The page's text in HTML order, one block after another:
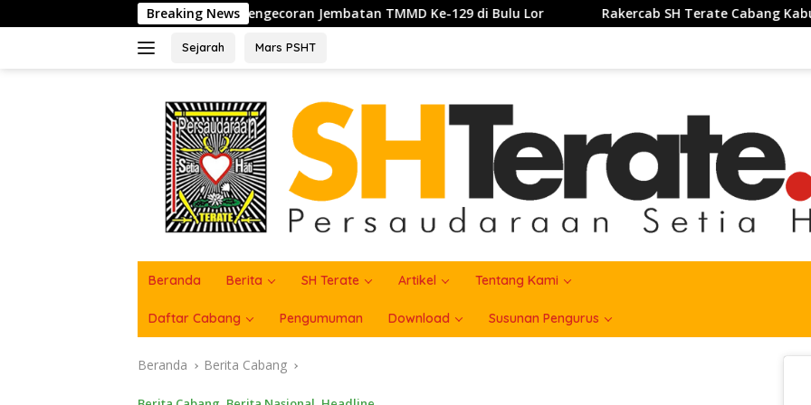
ke
Breaking News
Sukseskan Pengecoran Jembatan TMMD Ke-129 di Bulu Lor Rakercab SH Terate Cabang Kabupatrn Karawang
Sejarah Mars PSHT
Beranda Berita SH Terate Artikel Tentang Kami
Daftar Cabang Pengumuman Download Susunan Pengurus
Beranda Berita Cabang